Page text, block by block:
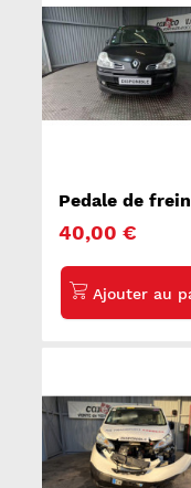
Pedale de frein
MODUS
40,00 €